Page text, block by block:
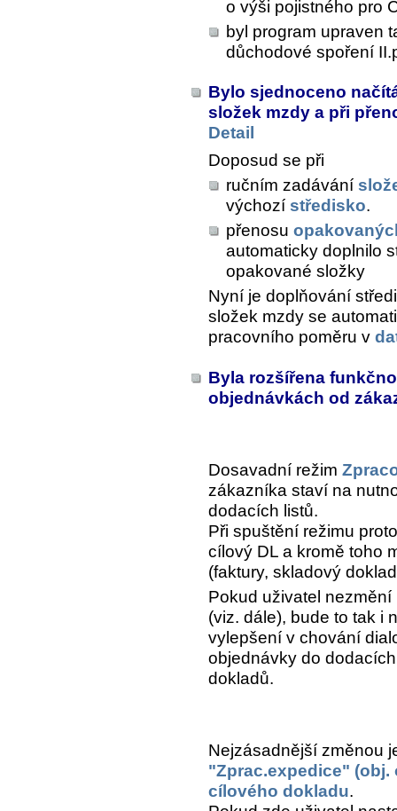
o výši pojistného pro
byl program upraven
důchodové spoření
Bylo sjednoceno
složek mzdy a při
Detail
Doposud se při
ručním zadávání
výchozí středisko.
přenosu
automaticky doplnilo
opakované složky
Nyní je doplňování
složek mzdy se
pracovního poměru v
Byla rozšířena
objednávkách od
Dosavadní režim
zákazníka staví na
dodacích listů.
Při spuštění režimu
cílový DL a kromě toho
(faktury, skladový
Pokud uživatel
(viz. dále), bude to tak i
vylepšení v chování
objednávky do
dokladů.
Nejzásadnější změnou
"Zprac.expedice" (obj.
cílového dokladu.